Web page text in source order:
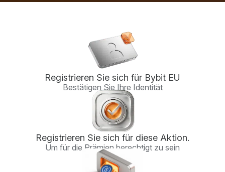
Registrieren Sie sich für Bybit EU
Bestätigen Sie Ihre Identität
Registrieren Sie sich für diese Aktion.
Um für die Prämien berechtigt zu sein